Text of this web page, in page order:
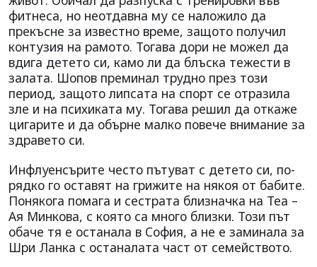
фитнеса, но неотдавна му се наложило да
прекъсне за известно време, защото получил
контузия на рамото. Тогава дори не можел да
вдига детето си, камо ли да блъска тежести в
залата. Шопов преминал трудно през този
период, защото липсата на спорт се отразила
зле и на психиката му. Тогава решил да откаже
цигарите и да обърне малко повече внимание за
здравето си.
Инфлуенсърите често пътуват с детето си, по-
рядко го оставят на грижите на някоя от бабите.
Понякога помага и сестрата близначка на Теа –
Ая Минкова, с която са много близки. Този път
обаче тя е останала в София, а не е заминала за
Шри Ланка с останалата част от семейството.